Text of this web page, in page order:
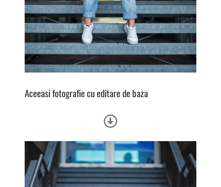
Aceeasi fotografie cu editare de baza